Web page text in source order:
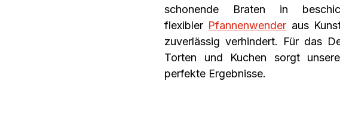
schonende Braten in
flexibler Pfannenwender aus
zuverlässig verhindert. Für das
Torten und Kuchen sorgt unsere
perfekte Ergebnisse.